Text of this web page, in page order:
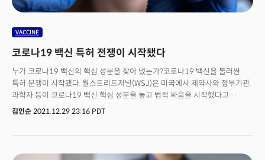
제한하기 위해 예약제로 바뀌었습니다. 사람들은 테마파크 입장 예약할 필요
있습니다.
VACCINE
코로나19 백신 특허 전쟁이 시작됐다
누가 코로나19 백신의 핵심 성분을 찾아 냈는가?코로나19 백신을 둘러싼
특허 분쟁이 시작됐다. 월스트리트저널(WSJ)은 미국에서 제약사와 정부기관,
과학자 등이 코로나19 백신 핵심 성분을 놓고 법적 싸움을 시작했다고
보도했다. 세계적으로 가장 널리 사용되는 화이자와 모더나가 모두 특허
제약 업계는 그 어떤 곳보다 특허의 중요성이 높다. 제약 분야 특허는 복제약과
김인순 2021.12.29 23:16 PDT